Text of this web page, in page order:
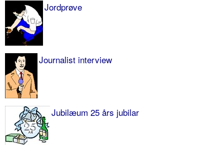
Jordprøve
Journalist interview
Jubilæum 25 års jubilar